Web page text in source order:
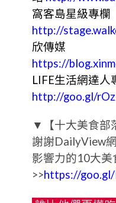
窩客島星級專欄
http://
欣傳媒
https://
LIFE生活網達人
http://goo.gl/
▼【十大美食部
謝謝DailyView
影響力的10大
>>https://